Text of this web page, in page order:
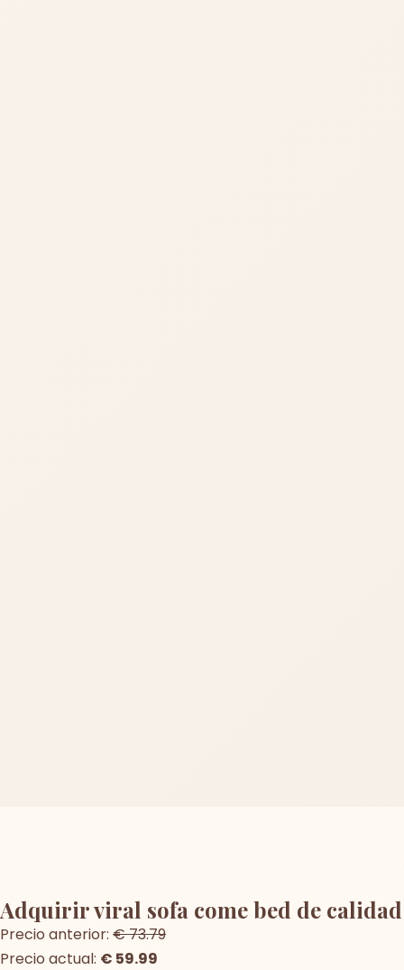
Adquirir viral sofa come bed de calidad
Precio anterior: € 73.79
Precio actual: € 59.99